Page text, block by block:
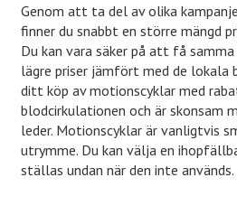
Genom att ta del av olika
finner du snabbt en större mängd
Du kan vara säker på att få
lägre priser jämfört med de lokala
ditt köp av motionscyklar med
blodcirkulationen och är skonsam
leder. Motionscyklar är vanligtvis
utrymme. Du kan välja en
ställas undan när den inte används.